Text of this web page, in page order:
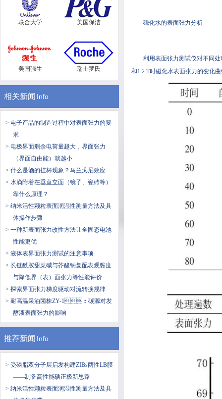
联合大学 美国保洁
美国强生 瑞士罗氏
相关新闻 Info
> 电子产品的制造过程中对表面张力的要
求
> 电极界面剩余电荷量越大，界面张力
（界面自由能）就越小
> 什么是酒的挂杯现象？马兰戈尼效应
> 水滴附着在垂直立面（镜子、瓷砖等）
靠什么原理？
> 纳米活性颗粒表面润湿性测量方法及具
体操作步骤
> 一种新表面张力改性方法让全固态电池
性能更优
> 液体表界面张力测试的注意事项
> 长链酰胺甜菜碱与芥酸钠复配表观黏度
与降低界（表）面张力等性能评价
> 探索界面张力梯度驱动对流转捩规律
> 耐高温采油菌株ZY-1：碳源对发
酵液表面张力的影响
推荐新闻 Info
> 受磷脂双分子层启发构建ZIBs两性LB膜
——制备高性能碘正极新思路
> 纳米活性颗粒表面润湿性测量方法及具
磁化水的表面张力分析
利用表面张力测试仪对不同处
和1.2 T时磁化水表面张力的变化曲线